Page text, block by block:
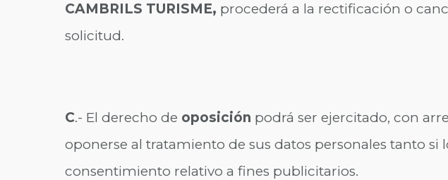
CAMBRILS TURISME, procederá a la rectificación o
solicitud.
C.- El derecho de oposición podrá ser ejercitado, con
oponerse al tratamiento de sus datos personales tanto
consentimiento relativo a fines publicitarios.